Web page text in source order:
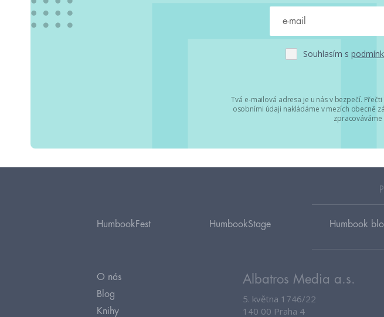
Souhlasím s
Tvá e-mailová adresa je u nás v bezpečí. Přečti
osobními údaji nakládáme v mezích obecně
HumbookFest HumbookStage Humbook
O nás
Blog
Knihy
Albatros Media a.s.
5. května 1746/22
140 00 Praha 4